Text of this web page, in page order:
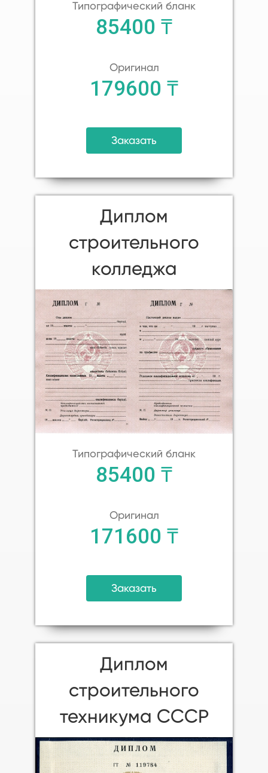
Типографический бланк
85400 ₸
Оригинал
179600 ₸
Заказать
Диплом
строительного
колледжа
Типографический бланк
85400 ₸
Оригинал
171600 ₸
Заказать
Диплом
строительного
техникума СССР